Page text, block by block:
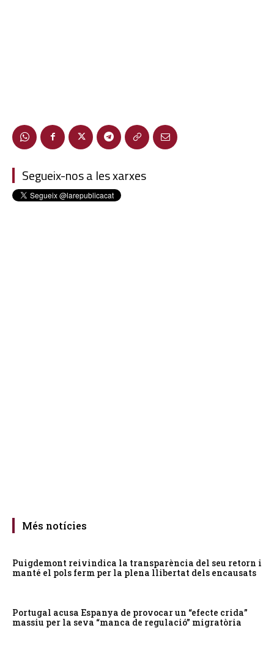
Segueix-nos a les xarxes
Més notícies
Puigdemont reivindica la transparència del seu retorn i
manté el pols ferm per la plena llibertat dels encausats
Portugal acusa Espanya de provocar un “efecte crida”
massiu per la seva “manca de regulació” migratòria